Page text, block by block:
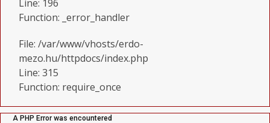
Line: 196
Function: _error_handler
File: /var/www/vhosts/erdo-
mezo.hu/httpdocs/index.php
Line: 315
Function: require_once
A PHP Error was encountered